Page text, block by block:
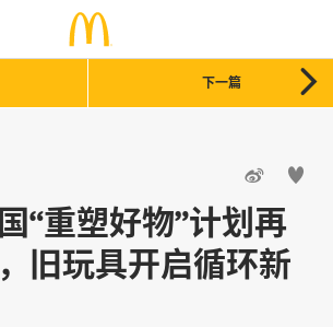

下一篇
 
“重塑好物”计划再
旧玩具开启循环新